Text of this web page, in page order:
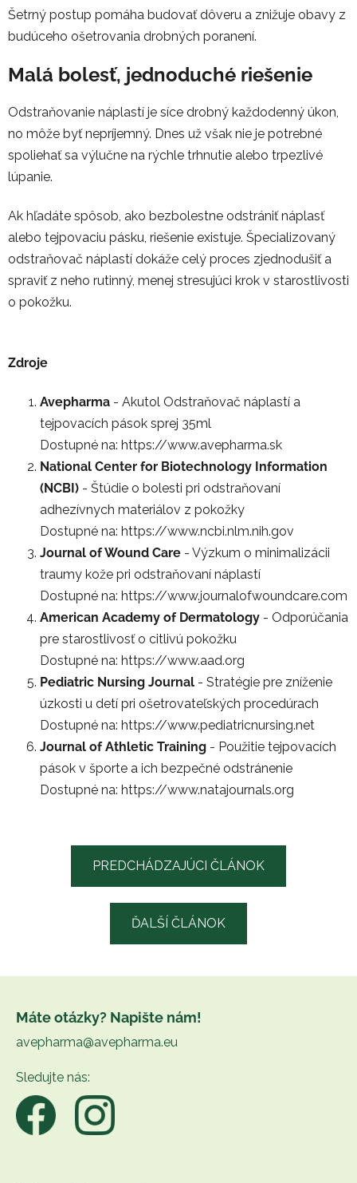
Šetrný postup pomáha budovať dôveru a znižuje obavy z
budúceho ošetrovania drobných poranení.
Malá bolesť, jednoduché riešenie
Odstraňovanie náplastí je síce drobný každodenný úkon,
no môže byť nepríjemný. Dnes už však nie je potrebné
spoliehať sa výlučne na rýchle trhnutie alebo trpezlivé
lúpanie.
Ak hľadáte spôsob, ako bezbolestne odstrániť náplasť
alebo tejpovaciu pásku, riešenie existuje. Špecializovaný
odstraňovač náplastí dokáže celý proces zjednodušiť a
spraviť z neho rutinný, menej stresujúci krok v starostlivosti
o pokožku.
Zdroje
Avepharma - Akutol Odstraňovač náplastí a
tejpovacích pások sprej 35ml
Dostupné na: https://www.avepharma.sk
National Center for Biotechnology Information
(NCBI) - Štúdie o bolesti pri odstraňovaní
adhezívnych materiálov z pokožky
Dostupné na: https://www.ncbi.nlm.nih.gov
Journal of Wound Care - Výzkum o minimalizácii
traumy kože pri odstraňovaní náplastí
Dostupné na: https://www.journalofwoundcare.com
American Academy of Dermatology - Odporúčania
pre starostlivosť o citlivú pokožku
Dostupné na: https://www.aad.org
Pediatric Nursing Journal - Stratégie pre zníženie
úzkosti u detí pri ošetrovateľských procedúrach
Dostupné na: https://www.pediatricnursing.net
Journal of Athletic Training - Použitie tejpovacích
pások v športe a ich bezpečné odstránenie
Dostupné na: https://www.natajournals.org
PREDCHÁDZAJÚCI ČLÁNOK
ĎALŠÍ ČLÁNOK
Máte otázky? Napište nám!
avepharma@avepharma.eu
Sledujte nás: